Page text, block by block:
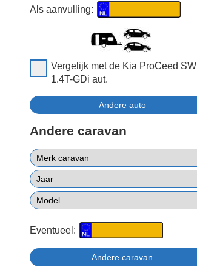
Als aanvulling:
Vergelijk met de Kia ProCeed SW
1.4T-GDi aut.
Andere caravan
Eventueel: